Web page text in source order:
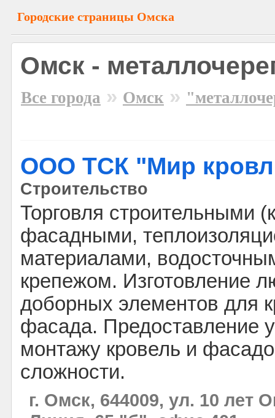
Городские страницы Омска
Омск -
Все города » Омск »
ООО ТСК "Мир
Строительство
Торговля строительными
фасадными,
материалами,
крепежом. Изготовление
доборных элементов для
фасада. Предоставление
монтажу кровель и
сложности.
г. Омск, 644009, ул. 10 лет